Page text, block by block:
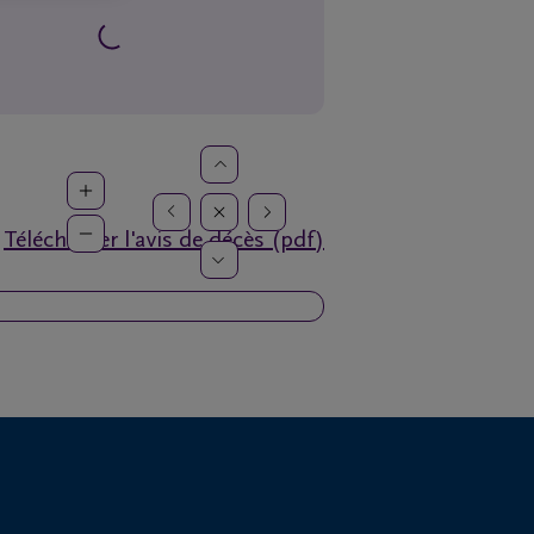
Télécharger l'avis de décès (pdf)